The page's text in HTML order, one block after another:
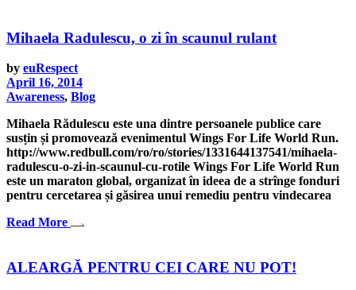
Mihaela Radulescu, o zi în scaunul rulant
by euRespect
April 16, 2014
Awareness, Blog
Mihaela Rădulescu este una dintre persoanele publice care
susțin și promovează evenimentul Wings For Life World Run.
http://www.redbull.com/ro/ro/stories/1331644137541/mihaela-
radulescu-o-zi-in-scaunul-cu-rotile Wings For Life World Run
este un maraton global, organizat în ideea de a strînge fonduri
pentru cercetarea și găsirea unui remediu pentru vindecarea
Read More
ALEARGĂ PENTRU CEI CARE NU POT!